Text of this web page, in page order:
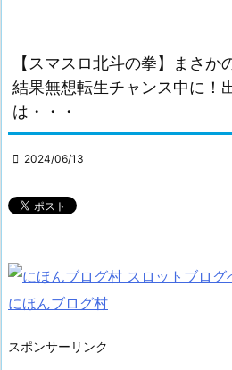
【スマスロ北斗の拳】まさか
結果無想転生チャンス中に！
は・・・
 2024/06/13
にほんブログ村
スポンサーリンク